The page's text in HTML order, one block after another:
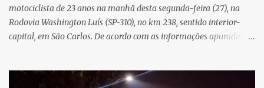
motociclista de 23 anos na manhã desta segunda-feira (27), na
Rodovia Washington Luís (SP-310), no km 238, sentido interior-
capital, em São Carlos. De acordo com as informações apuradas no
veículo, o trânsito estava lento e congestionado devido a obras